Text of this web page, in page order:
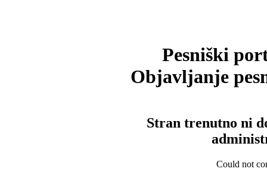
Pesniški
Objavljanje
Stran trenutno ni
Could not